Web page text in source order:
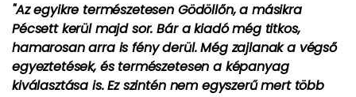
"Az egyikre természetesen Gödöllőn, a másikra
Pécsett kerül majd sor. Bár a kiadó még titkos,
hamarosan arra is fény derül. Még zajlanak a végső
egyeztetések, és természetesen a képanyag
kiválasztása is. Ez szintén nem egyszerű mert több